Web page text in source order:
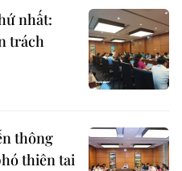
nhất:
trách
thông
thiên tai